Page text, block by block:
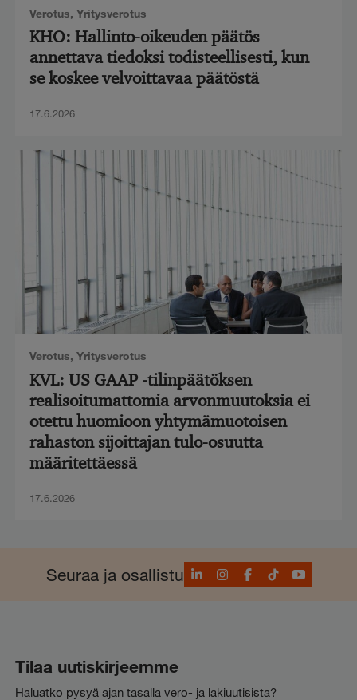
Verotus, Yritysverotus
KHO: Hallinto-oikeuden päätös
annettava tiedoksi todisteellisesti, kun
se koskee velvoittavaa päätöstä
17.6.2026
Verotus, Yritysverotus
KVL: US GAAP -tilinpäätöksen
realisoitumattomia arvonmuutoksia ei
otettu huomioon yhtymämuotoisen
rahaston sijoittajan tulo-osuutta
määritettäessä
17.6.2026
Seuraa ja osallistuLinkedInInstagram
Facebook
TikTokYouTube
Tilaa uutiskirjeemme
Haluatko pysyä ajan tasalla vero- ja lakiuutisista?